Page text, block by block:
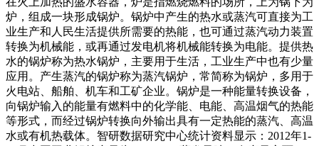
炉，组成一块形成锅炉。锅炉中产生的热水或蒸汽可直接为工
业生产和人民生活提供所需要的热能，也可通过蒸汽动力装置
转换为机械能，或再通过发电机将机械能转换为电能。提供热
水的锅炉称为热水锅炉，主要用于生活，工业生产中也有少量
应用。产生蒸汽的锅炉称为蒸汽锅炉，常简称为锅炉，多用于
火电站、船舶、机车和工矿企业。锅炉是一种能量转换设备，
向锅炉输入的能量有燃料中的化学能、电能、高温烟气的热能
等形式，而经过锅炉转换向外输出具有一定热能的蒸汽、高温
水或有机热载体。智研数据研究中心统计资料显示：2012年1-